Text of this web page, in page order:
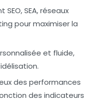
SEO, SEA, réseaux
pour maximiser la
et fluide,
des performances
des indicateurs